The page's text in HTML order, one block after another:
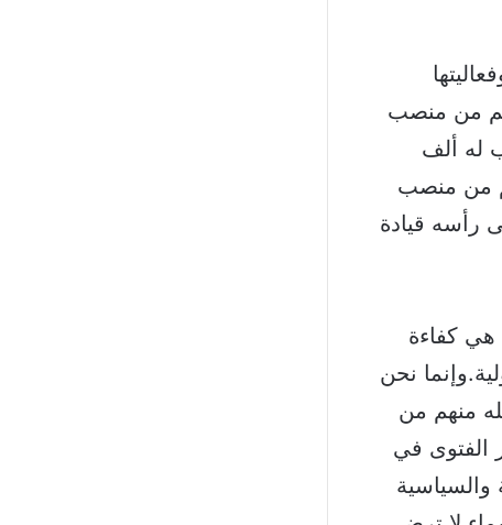
من منصب
له ألف
من منصب
قيادة
كفاءة
نحن
منهم من
الفتوى في